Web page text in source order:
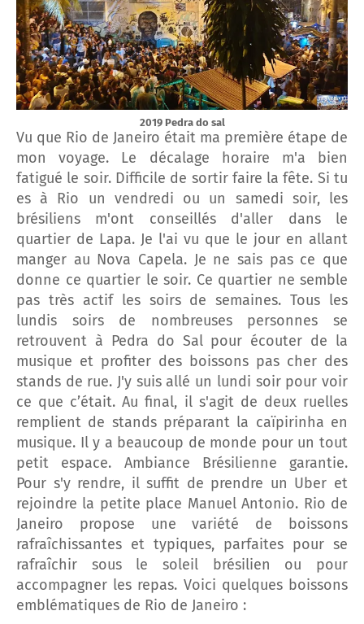
2019 Pedra do sal
Vu que Rio de Janeiro était ma première étape de
mon voyage. Le décalage horaire m'a bien
fatigué le soir. Difficile de sortir faire la fête. Si tu
es à Rio un vendredi ou un samedi soir, les
brésiliens m'ont conseillés d'aller dans le
quartier de Lapa. Je l'ai vu que le jour en allant
manger au Nova Capela. Je ne sais pas ce que
donne ce quartier le soir. Ce quartier ne semble
pas très actif les soirs de semaines. Tous les
lundis soirs de nombreuses personnes se
retrouvent à Pedra do Sal pour écouter de la
musique et profiter des boissons pas cher des
stands de rue. J'y suis allé un lundi soir pour voir
ce que c’était. Au final, il s'agit de deux ruelles
remplient de stands préparant la caïpirinha en
musique. Il y a beaucoup de monde pour un tout
petit espace. Ambiance Brésilienne garantie.
Pour s'y rendre, il suffit de prendre un Uber et
rejoindre la petite place Manuel Antonio. Rio de
Janeiro propose une variété de boissons
rafraîchissantes et typiques, parfaites pour se
rafraîchir sous le soleil brésilien ou pour
accompagner les repas. Voici quelques boissons
emblématiques de Rio de Janeiro :